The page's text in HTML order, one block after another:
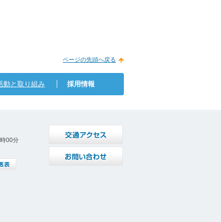
ページの先頭へ戻る
動と取り組み 採用情報
00分